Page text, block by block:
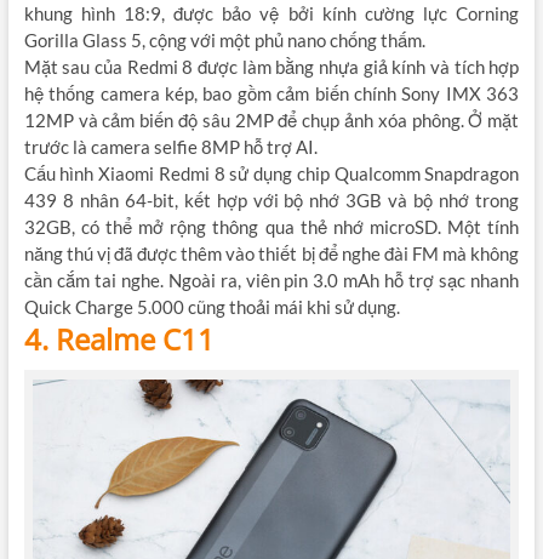
khung hình 18:9, được bảo vệ bởi kính cường lực Corning
Gorilla Glass 5, cộng với một phủ nano chống thấm.
Mặt sau của Redmi 8 được làm bằng nhựa giả kính và tích hợp
hệ thống camera kép, bao gồm cảm biến chính Sony IMX 363
12MP và cảm biến độ sâu 2MP để chụp ảnh xóa phông. Ở mặt
trước là camera selfie 8MP hỗ trợ AI.
Cấu hình Xiaomi Redmi 8 sử dụng chip Qualcomm Snapdragon
439 8 nhân 64-bit, kết hợp với bộ nhớ 3GB và bộ nhớ trong
32GB, có thể mở rộng thông qua thẻ nhớ microSD. Một tính
năng thú vị đã được thêm vào thiết bị để nghe đài FM mà không
cần cắm tai nghe. Ngoài ra, viên pin 3.0 mAh hỗ trợ sạc nhanh
Quick Charge 5.000 cũng thoải mái khi sử dụng.
4. Realme C11